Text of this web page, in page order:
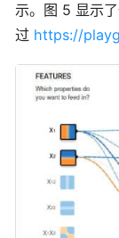
示。图 5 显示
过 https://